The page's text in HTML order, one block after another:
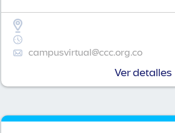
campusvirtual@ccc.org.co
Ver detalles